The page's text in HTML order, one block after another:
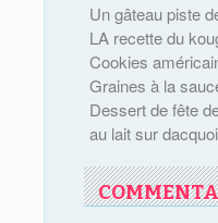
Un gâteau piste
LA recette du
Cookies
Graines à la
Dessert de fête
au lait sur